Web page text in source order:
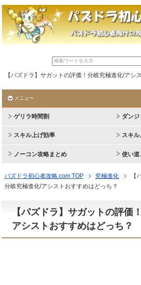
【パズドラ】サガットの評価！分岐究極進化/アシ
メニュー
ゲリラ時間割 ダン
スキル上げ効率 スキ
ノーコン攻略まとめ 使い道
パズドラ初心者攻略.com TOP 究極進化
【
分岐究極進化/アシストおすすめはどっち？
【パズドラ】サガットの評価
アシストおすすめはどっち？